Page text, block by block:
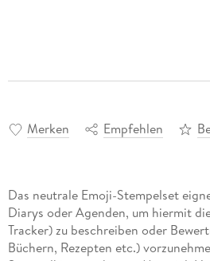
Merken Empfehlen
Das neutrale Emoji-Stempelset
Diarys oder Agenden, um hiermit
Tracker) zu beschreiben oder
Büchern, Rezepten etc.)